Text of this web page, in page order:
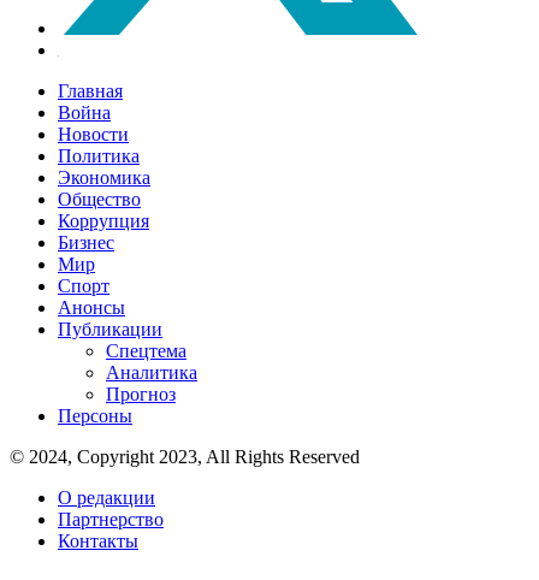
Главная
Война
Новости
Политика
Экономика
Общество
Коррупция
Бизнес
Мир
Спорт
Анонсы
Публикации
Спецтема
Аналитика
Прогноз
Персоны
© 2024, Copyright 2023, All Rights Reserved
О редакции
Партнерство
Контакты